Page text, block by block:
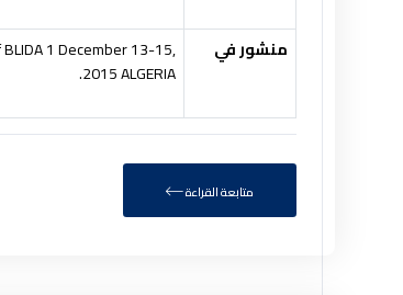
منشور في
1 December 13-15,
2015 ALGERIA.
متابعة القراءة